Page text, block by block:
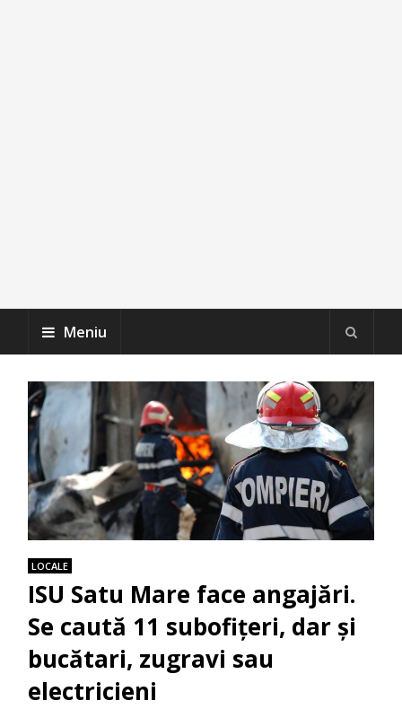
Meniu
LOCALE
ISU Satu Mare face angajări.
Se caută 11 subofițeri, dar și
bucătari, zugravi sau
electricieni